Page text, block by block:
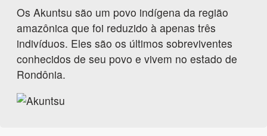
Os Akuntsu são um povo indígena da região
amazônica que foi reduzido à apenas três
indivíduos. Eles são os últimos sobreviventes
conhecidos de seu povo e vivem no estado de
Rondônia.